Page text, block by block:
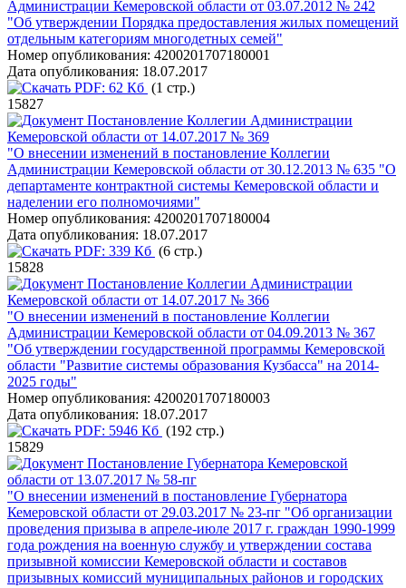
Администрации Кемеровской области от 03.07.2012 № 242
"Об утверждении Порядка предоставления жилых помещений
отдельным категориям многодетных семей"
Номер опубликования: 4200201707180001
Дата опубликования: 18.07.2017
PDF: 62 Кб (1 стр.)
15827
Постановление Коллегии Администрации
Кемеровской области от 14.07.2017 № 369
"О внесении изменений в постановление Коллегии
Администрации Кемеровской области от 30.12.2013 № 635 "О
департаменте контрактной системы Кемеровской области и
наделении его полномочиями"
Номер опубликования: 4200201707180004
Дата опубликования: 18.07.2017
PDF: 339 Кб (6 стр.)
15828
Постановление Коллегии Администрации
Кемеровской области от 14.07.2017 № 366
"О внесении изменений в постановление Коллегии
Администрации Кемеровской области от 04.09.2013 № 367
"Об утверждении государственной программы Кемеровской
области "Развитие системы образования Кузбасса" на 2014-
2025 годы"
Номер опубликования: 4200201707180003
Дата опубликования: 18.07.2017
PDF: 5946 Кб (192 стр.)
15829
Постановление Губернатора Кемеровской
области от 13.07.2017 № 58-пг
"О внесении изменений в постановление Губернатора
Кемеровской области от 29.03.2017 № 23-пг "Об организации
проведения призыва в апреле-июле 2017 г. граждан 1990-1999
года рождения на военную службу и утверждении состава
призывной комиссии Кемеровской области и составов
призывных комиссий муниципальных районов и городских